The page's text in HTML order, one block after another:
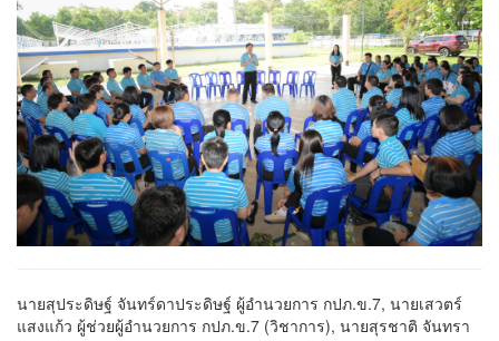
เหลือ
การ
เข้า
ถึง
เว็บไซต์
หน้า
หลัก
หรือ
โฮมเพจ
หน้า
แจ้ง
เรียน
หน้า
นายสุประดิษฐ์ จันทร์ดาประดิษฐ์ ผู้อำนวยการ กปภ.ข.7, นายเสวตร์
แสงแก้ว ผู้ช่วยผู้อำนวยการ กปภ.ข.7 (วิชาการ), นายสุรชาติ จันทรา